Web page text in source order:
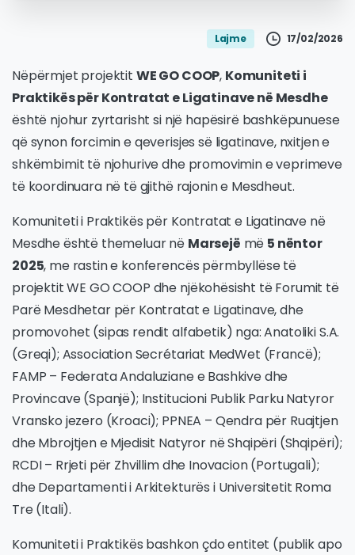
Lajme 17/02/2026
Nëpërmjet projektit WE GO COOP, Komuniteti i
Praktikës për Kontratat e Ligatinave në Mesdhe
është njohur zyrtarisht si një hapësirë bashkëpunuese
që synon forcimin e qeverisjes së ligatinave, nxitjen e
shkëmbimit të njohurive dhe promovimin e veprimeve
të koordinuara në të gjithë rajonin e Mesdheut.
Komuniteti i Praktikës për Kontratat e Ligatinave në
Mesdhe është themeluar në Marsejë më 5 nëntor
2025, me rastin e konferencës përmbyllëse të
projektit WE GO COOP dhe njëkohësisht të Forumit të
Parë Mesdhetar për Kontratat e Ligatinave, dhe
promovohet (sipas rendit alfabetik) nga: Anatoliki S.A.
(Greqi); Association Secrétariat MedWet (Francë);
FAMP – Federata Andaluziane e Bashkive dhe
Provincave (Spanjë); Institucioni Publik Parku Natyror
Vransko jezero (Kroaci); PPNEA – Qendra për Ruajtjen
dhe Mbrojtjen e Mjedisit Natyror në Shqipëri (Shqipëri);
RCDI – Rrjeti për Zhvillim dhe Inovacion (Portugali);
dhe Departamenti i Arkitekturës i Universitetit Roma
Tre (Itali).
Komuniteti i Praktikës bashkon çdo entitet (publik apo